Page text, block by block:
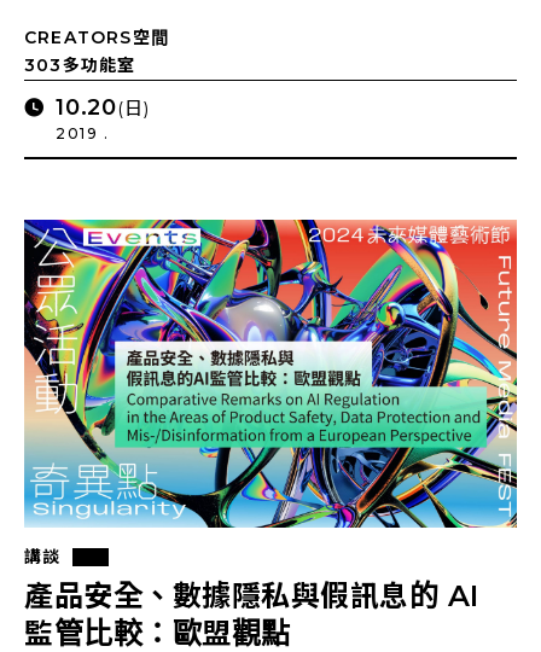
CREATORS空間
303多功能室
10.20(日)
2019 .
講談
產品安全、數據隱私與假訊息的 AI
監管比較：歐盟觀點